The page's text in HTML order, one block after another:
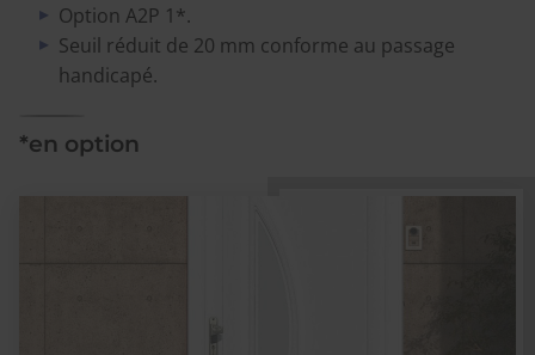
Option A2P 1*.
Seuil réduit de 20 mm conforme au passage
handicapé.
*en option